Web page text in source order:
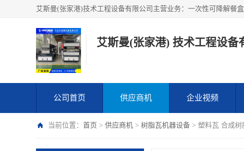
艾斯曼(张家港) 技术工程设备
公司首页 供应商机 企业视频
当前位置： 首页 > 供应商机 > 树脂瓦机器设备 > 塑料瓦 合成